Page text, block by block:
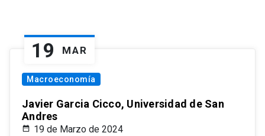
19 MAR
Macroeconomía
Javier Garcia Cicco, Universidad de San
Andres
19 de Marzo de 2024